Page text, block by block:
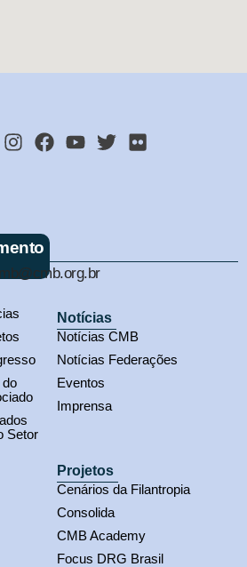
Setor
Notícias
Notícias CMB
Notícias Federações
Eventos
Imprensa
Projetos
Cenários da Filantropia
Consolida
CMB Academy
Focus DRG Brasil